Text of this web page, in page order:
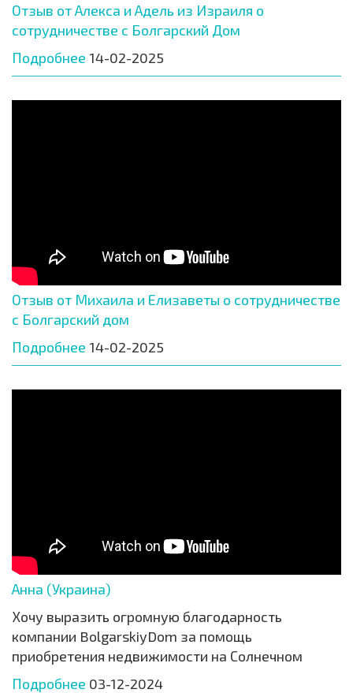
Отзыв от Алекса и Адель из Израиля о
сотрудничестве с Болгарский Дом
Подробнее 14-02-2025
Отзыв от Михаила и Елизаветы о сотрудничестве
с Болгарский дом
Подробнее 14-02-2025
Анна (Украина)
Хочу выразить огромную благодарность
компании BolgarskiyDom за помощь
приобретения недвижимости на Солнечном
Подробнее 03-12-2024